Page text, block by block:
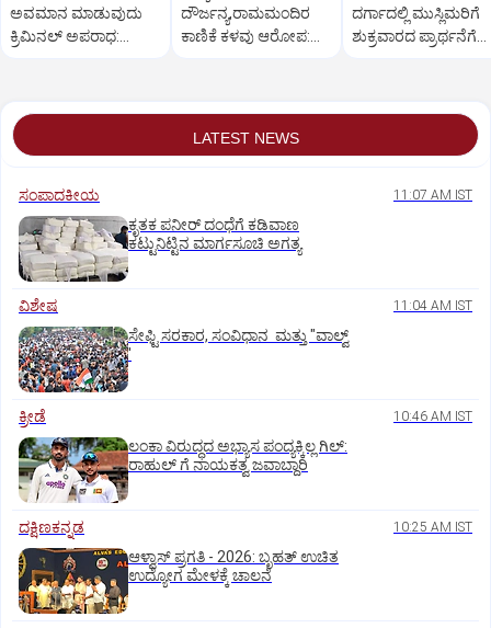
ಅವಮಾನ ಮಾಡುವುದು
ಕ್ರಿಮಿನಲ್ ಅಪರಾಧ:
ದೌರ್ಜನ್ಯ,ರಾಮಮಂದಿರ
ಕಾಣಿಕೆ ಕಳವು ಆರೋಪ:
ದರ್ಗಾದಲ್ಲಿ ಮುಸ್ಲಿಮರಿಗೆ
ಶುಕ್ರವಾರದ ಪ್ರಾರ್ಥನೆಗೆ
LATEST NEWS
ಸಂಪಾದಕೀಯ 11:07 AM IST
ಕೃತಕ ಪನೀರ್‌ ದಂಧೆಗೆ ಕಡಿವಾಣ
ಕಟ್ಟುನಿಟ್ಟಿನ ಮಾರ್ಗಸೂಚಿ ಅಗತ್ಯ
ವಿಶೇಷ 11:04 AM IST
ಸೇಫ್ಟಿ ಸರಕಾರ, ಸಂವಿಧಾನ ಮತ್ತು "ವಾಲ್ವ್
'
ಕ್ರೀಡೆ 10:46 AM IST
ಲಂಕಾ ವಿರುದ್ಧದ ಅಭ್ಯಾಸ ಪಂದ್ಯಕ್ಕಿಲ್ಲ ಗಿಲ್:‌
ರಾಹುಲ್‌ ಗೆ ನಾಯಕತ್ವ ಜವಾಬ್ದಾರಿ
ದಕ್ಷಿಣಕನ್ನಡ 10:25 AM IST
ಆಳ್ವಾಸ್‌ ಪ್ರಗತಿ - 2026: ಬೃಹತ್ ಉಚಿತ
ಉದ್ಯೋಗ ಮೇಳಕ್ಕೆ ಚಾಲನೆ